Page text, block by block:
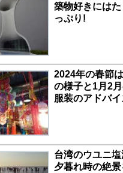
築物好きには
っぷり!
2024年の春節
の様子と1月2
服装のアドバイ
台湾のウユニ
夕暮れ時の絶